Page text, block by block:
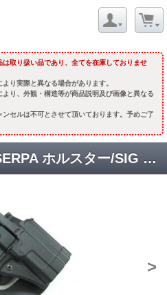
は取り扱い品であり、全てを在庫しておりませ
り実際と異なる場合があります。
より、外観・構造等が商品説明及び画像と異なる
ンセルは不可とさせて頂いております。予めご了
[410508BK-R] CQC SERPA ホルスター/SIG SP2022 (M9A1/CZ P09対応) /BK-R [品切中.輸入待ち]
>